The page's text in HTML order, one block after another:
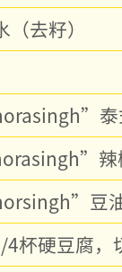
去籽）
泰
辣
豆
杯硬豆腐，